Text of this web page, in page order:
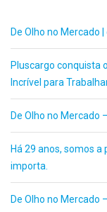
De Olho no Mercado
Pluscargo conquista
Incrível para
De Olho no Mercado
Há 29 anos, somos
importa.
De Olho no Mercado